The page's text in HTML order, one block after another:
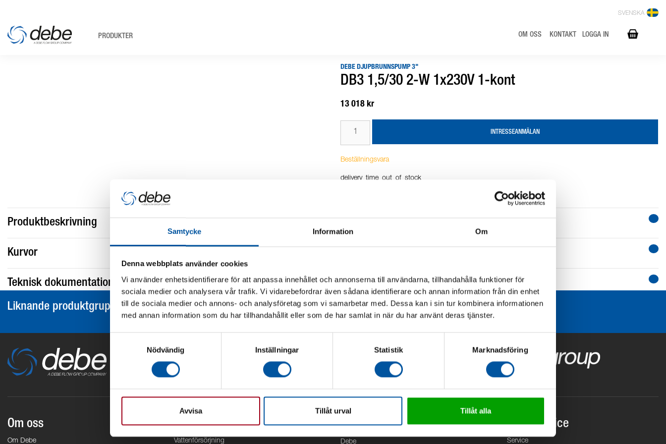
Samtycke Information Om
Denna webbplats använder cookies
Vi använder enhetsidentifierare för att anpassa innehållet och annonserna till användarna, tillhandahålla funktioner för
sociala medier och analysera vår trafik. Vi vidarebefordrar även sådana identifierare och annan information från din enhet
till de sociala medier och annons- och analysföretag som vi samarbetar med. Dessa kan i sin tur kombinera informationen
med annan information som du har tillhandahållit eller som de har samlat in när du har använt deras tjänster.
Nödvändig
Inställningar Statistik Marknadsföring
Avvisa Tillåt urval Tillåt alla
SVENSKA
PRODUKTER OM OSS KONTAKT LOGGA IN
DEBE DJUPBRUNNSPUMP 3"
DB3 1,5/30 2-W 1x230V 1-kont
13 018 kr
INTRESSEANMÄLAN
Beställningsvara
delivery_time_out_of_stock
Produktbeskrivning
Kurvor
Teknisk dokumentation
Liknande produktgrupper
Om oss
Om Debe
Områden
Vattenförsörjning
Kontor
Debe
Kundservice
Service